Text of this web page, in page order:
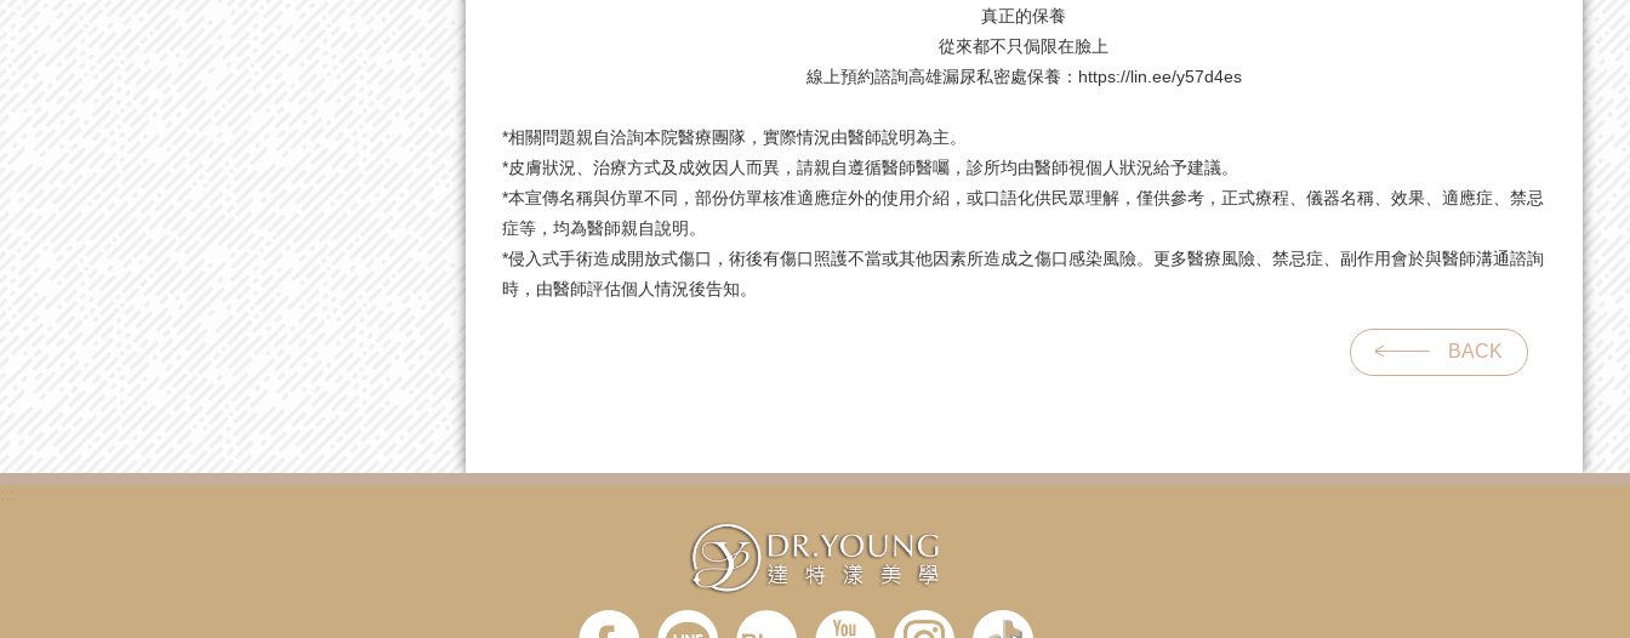
真正的保養
從來都不只侷限在臉上
線上預約諮詢高雄漏尿私密處保養 ： https://lin.ee/y57d4es
*相關問題親自洽詢本院醫療團隊，實際情況由醫師說明為主。
*皮膚狀況、治療方式及成效因人而異，請親自遵循醫師醫囑，診所均由醫師視個人狀況給予建議。
*本宣傳名稱與仿單不同，部份仿單核准適應症外的使用介紹，或口語化供民眾理解，僅供參考，正式療程、儀器名稱、效果、適應症、禁忌
症等，均為醫師親自說明。
*侵入式手術造成開放式傷口，術後有傷口照護不當或其他因素所造成之傷口感染風險。更多醫療風險、禁忌症、副作用會於與醫師溝通諮詢
時，由醫師評估個人情況後告知。
BACK